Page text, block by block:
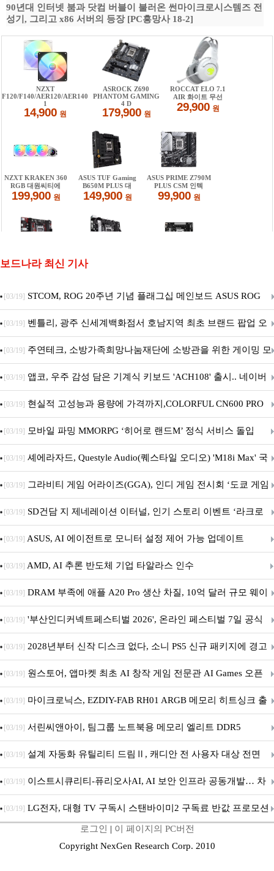
90년대 인터넷 붐과 닷컴 버블이 불러온 썬마이크로시스템즈 전
성기, 그리고 x86 서버의 등장 [PC흥망사 18-2]
보드나라 최신 기사
[03/19] STCOM, ROG 20주년 기념 플래그십 메인보드 ASUS ROG
Crosshair X870E EDITION 20 국내 출시 예정
[03/19] 벤틀리, 광주 신세계백화점서 호남지역 최초 브랜드 팝업 오
픈
[03/19] 주연테크, 소방가족희망나눔재단에 소방관을 위한 게이밍 모
니터·스마트 펫 침대 기부
[03/19] 앱코, 우주 감성 담은 기계식 키보드 'ACH108' 출시.. 네이버
브랜드데이 기획전 진행
[03/19] 현실적 고성능과 용량에 가격까지,COLORFUL CN600 PRO
M.2 NVMe 디앤디컴 1TB
[03/19] 모바일 파밍 MMORPG ‘히어로 랜드M’ 정식 서비스 돌입
[03/19] 셰에라자드, Questyle Audio(퀘스타일 오디오) 'M18i Max' 국
내 정식 출시
[03/19] 그라비티 게임 어라이즈(GGA), 인디 게임 전시회 ‘도쿄 게임
던전 13’ 참가!
[03/19] SD건담 지 제네레이션 이터널, 인기 스토리 이벤트 ‘라크로
아의 용사’ 재개최 및 풍성한 기념 이벤트 실시!
[03/19] ASUS, AI 에이전트로 모니터 설정 제어 가능 업데이트
[03/19] AMD, AI 추론 반도체 기업 타알라스 인수
[03/19] DRAM 부족에 애플 A20 Pro 생산 차질, 10억 달러 규모 웨이
퍼 대기
[03/19] '부산인디커넥트페스티벌 2026', 온라인 페스티벌 7일 공식
개막... 22일간 진행
[03/19] 2028년부터 신작 디스크 없다, 소니 PS5 신규 패키지에 경고
문 추가
[03/19] 원스토어, 앱마켓 최초 AI 창작 게임 전문관 AI Games 오픈
[03/19] 마이크로닉스, EZDIY-FAB RH01 ARGB 메모리 히트싱크 출
시
[03/19] 서린씨앤아이, 팀그룹 노트북용 메모리 엘리트 DDR5
5600MHz 16GB 출시
[03/19] 설계 자동화 유틸리티 드림Ⅱ, 캐디안 전 사용자 대상 전면
무상 배포
[03/19] 이스트시큐리티-퓨리오사AI, AI 보안 인프라 공동개발… 차
세대 AI 보안 플랫폼 구축
[03/19] LG전자, 대형 TV 구독시 스탠바이미2 구독료 반값 프로모션
로그인 | 이 페이지의 PC버전
Copyright NexGen Research Corp. 2010